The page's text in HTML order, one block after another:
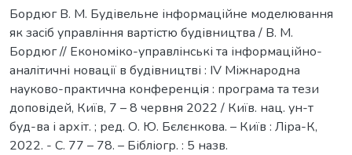
Бордюг В. М. Будівельне інформаційне моделювання
як засіб управління вартістю будівництва / В. М.
Бордюг // Економіко-управлінські та інформаційно-
аналітичні новації в будівництві : IV Міжнародна
науково-практична конференція : програма та тези
доповідей, Київ, 7 – 8 червня 2022 / Київ. нац. ун-т
буд-ва і архіт. ; ред. О. Ю. Бєлєнкова. – Київ : Ліра-К,
2022. - С. 77 – 78. – Бібліогр. : 5 назв.